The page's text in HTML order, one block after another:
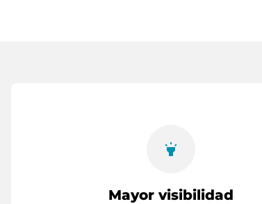
highlight
Mayor visibilidad